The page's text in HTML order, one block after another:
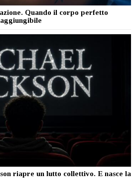
Quando il corpo perfetto
riapre un lutto collettivo. E nasce la